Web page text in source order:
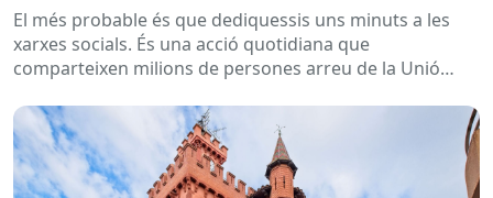
El més probable és que dediquessis uns minuts a les
xarxes socials. És una acció quotidiana que
comparteixen milions de persones arreu de la Unió